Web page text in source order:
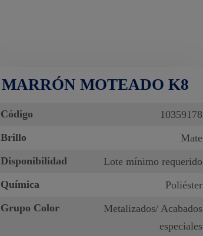
MARRÓN MOTEADO K8
Código
10359178
Brillo
Mate
Disponibilidad
Lote mínimo requerido
Química
Poliéster
Grupo Color
Metalizados/ Acabados
especiales